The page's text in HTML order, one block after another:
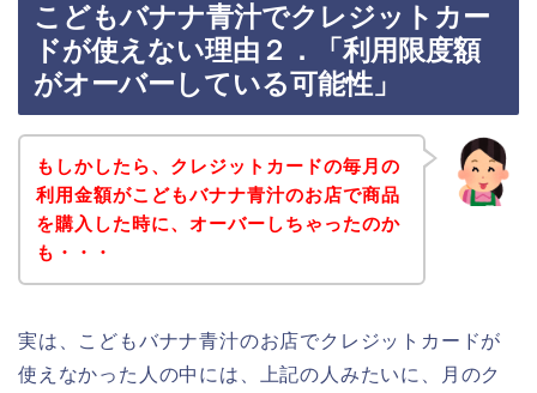
こどもバナナ青汁でクレジットカー
ドが使えない理由２．「利用限度額
がオーバーしている可能性」
もしかしたら、クレジットカードの毎月の
利用金額がこどもバナナ青汁のお店で商品
を購入した時に、オーバーしちゃったのか
も・・・
実は、こどもバナナ青汁のお店でクレジットカードが
使えなかった人の中には、上記の人みたいに、月のク